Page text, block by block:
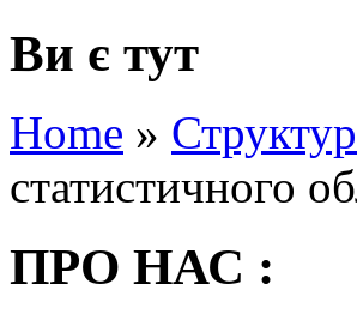
Ви є тут
Home »
статистичного
ПРО НАС :